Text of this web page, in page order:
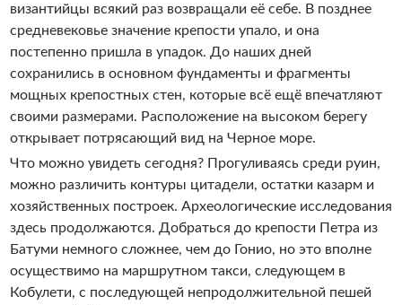
византийцы всякий раз возвращали её себе. В позднее
средневековье значение крепости упало, и она
постепенно пришла в упадок. До наших дней
сохранились в основном фундаменты и фрагменты
мощных крепостных стен, которые всё ещё впечатляют
своими размерами. Расположение на высоком берегу
открывает потрясающий вид на Черное море.
Что можно увидеть сегодня? Прогуливаясь среди руин,
можно различить контуры цитадели, остатки казарм и
хозяйственных построек. Археологические исследования
здесь продолжаются. Добраться до крепости Петра из
Батуми немного сложнее, чем до Гонио, но это вполне
осуществимо на маршрутном такси, следующем в
Кобулети, с последующей непродолжительной пешей